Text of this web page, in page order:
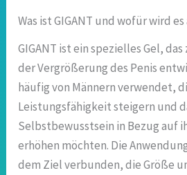
Was ist GIGANT und wofür wird
GIGANT ist ein spezielles Gel,
der Vergrößerung des Penis
häufig von Männern verwendet,
Leistungsfähigkeit steigern und
Selbstbewusstsein in Bezug auf
erhöhen möchten. Die
dem Ziel verbunden, die Größe